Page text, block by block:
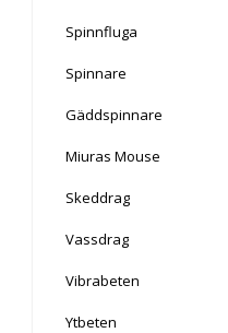
Spinnfluga
Spinnare
Gäddspinnare
Miuras Mouse
Skeddrag
Vassdrag
Vibrabeten
Ytbeten